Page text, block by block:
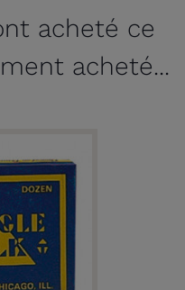
acheté ce
acheté...